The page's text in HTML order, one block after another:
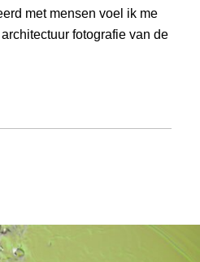
met mensen voel ik me
fotografie van de